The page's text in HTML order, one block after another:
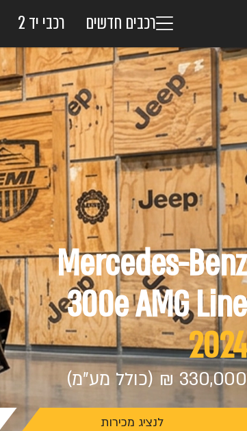
רכבים חדשים רכבי יד 2
Mercedes-Benz
300e AMG Line
2024
330,000 ₪ (כולל מע"מ)
לנציג מכירות